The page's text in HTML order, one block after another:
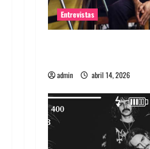
Entrevistas
admin abril 14, 2026